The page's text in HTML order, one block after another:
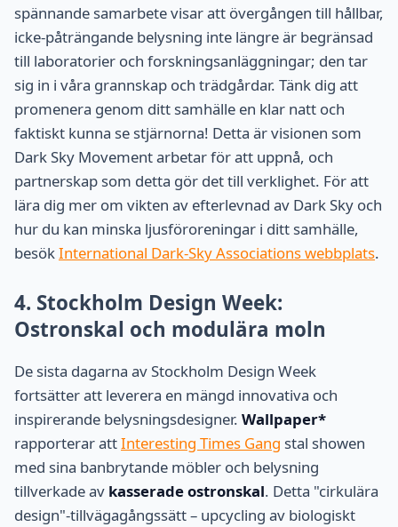
spännande samarbete visar att övergången till hållbar,
icke-påträngande belysning inte längre är begränsad
till laboratorier och forskningsanläggningar; den tar
sig in i våra grannskap och trädgårdar. Tänk dig att
promenera genom ditt samhälle en klar natt och
faktiskt kunna se stjärnorna! Detta är visionen som
Dark Sky Movement arbetar för att uppnå, och
partnerskap som detta gör det till verklighet. För att
lära dig mer om vikten av efterlevnad av Dark Sky och
hur du kan minska ljusföroreningar i ditt samhälle,
besökInternational Dark-Sky Associations webbplats.
4. Stockholm Design Week:
Ostronskal och modulära moln
De sista dagarna av Stockholm Design Week
fortsätter att leverera en mängd innovativa och
inspirerande belysningsdesigner. Wallpaper*
rapporterar attInteresting Times Gang stal showen
med sina banbrytande möbler och belysning
tillverkade av kasserade ostronskal. Detta "cirkulära
design"-tillvägagångssätt – upcycling av biologiskt